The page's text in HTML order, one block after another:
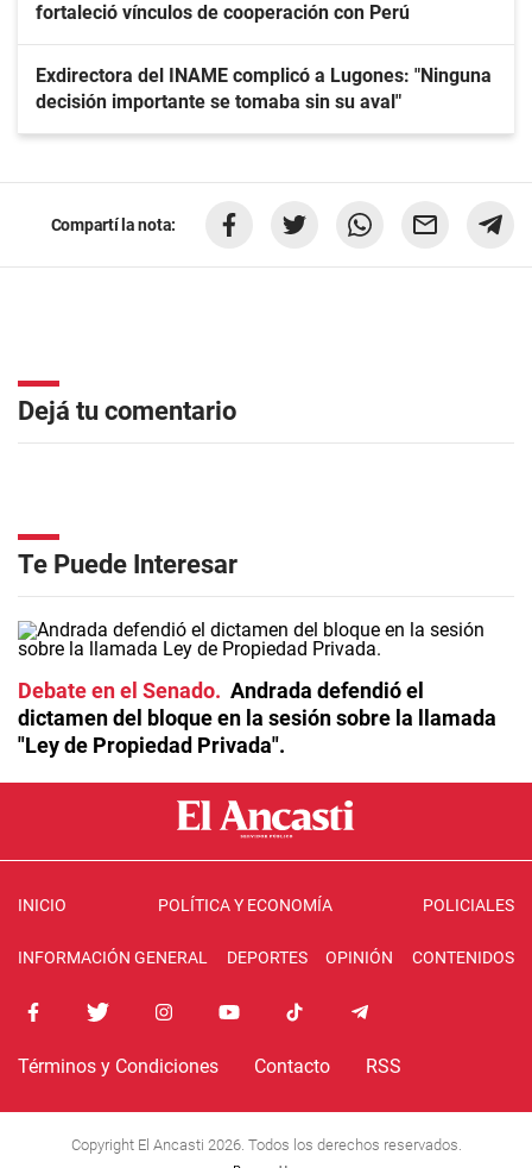
fortaleció vínculos de cooperación con Perú
Exdirectora del INAME complicó a Lugones: "Ninguna
decisión importante se tomaba sin su aval"
Compartí la nota:
Dejá tu comentario
Te Puede Interesar
Debate en el Senado
Andrada defendió el
dictamen del bloque en la sesión sobre la llamada
"Ley de Propiedad Privada".
INICIO POLÍTICA Y ECONOMÍA POLICIALES
INFORMACIÓN GENERAL DEPORTES OPINIÓN CONTENIDOS
Términos y Condiciones Contacto RSS
Copyright El Ancasti 2026. Todos los derechos reservados.